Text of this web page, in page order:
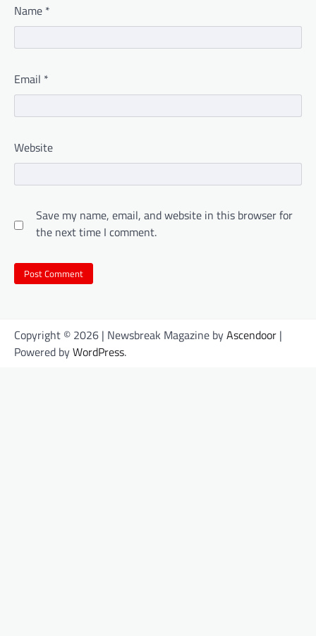
Name *
Email *
Website
Save my name, email, and website in this browser for
the next time I comment.
Copyright © 2026 | Newsbreak Magazine byAscendoor |
Powered byWordPress.